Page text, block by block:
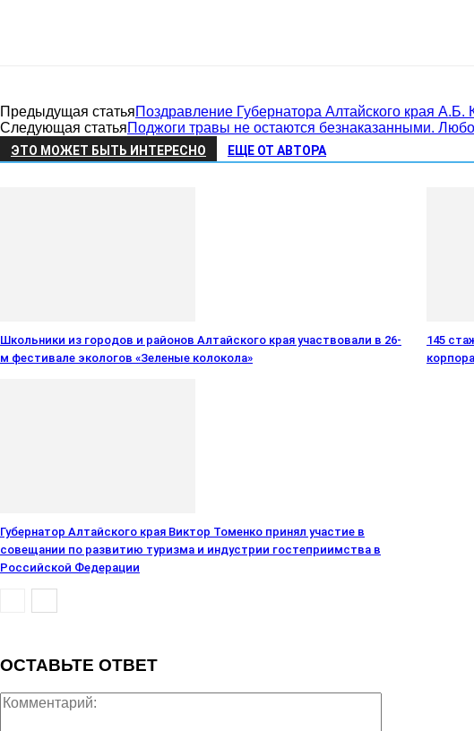
Предыдущая статьяПоздравление Губернатора Алтайского края
Следующая статьяПоджоги травы не остаются безнаказанными.
ЭТО МОЖЕТ БЫТЬ ИНТЕРЕСНО ЕЩЕ ОТ АВТОРА
Школьники из городов и районов Алтайского края участвовали в 26-
м фестивале экологов «Зеленые колокола»
145
Губернатор Алтайского края Виктор Томенко принял участие в
совещании по развитию туризма и индустрии гостеприимства в
Российской Федерации
ОСТАВЬТЕ ОТВЕТ